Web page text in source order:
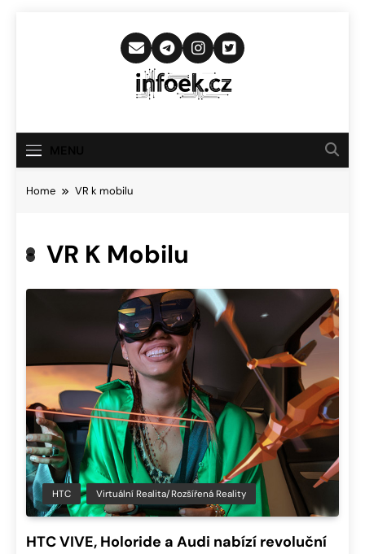
Infoek.cz
Novinkám
Home VR k mobilu
VR K Mobilu
HTC Virtuální Realita/Rozšířená Reality
HTC VIVE, Holoride a Audi nabízí revoluční